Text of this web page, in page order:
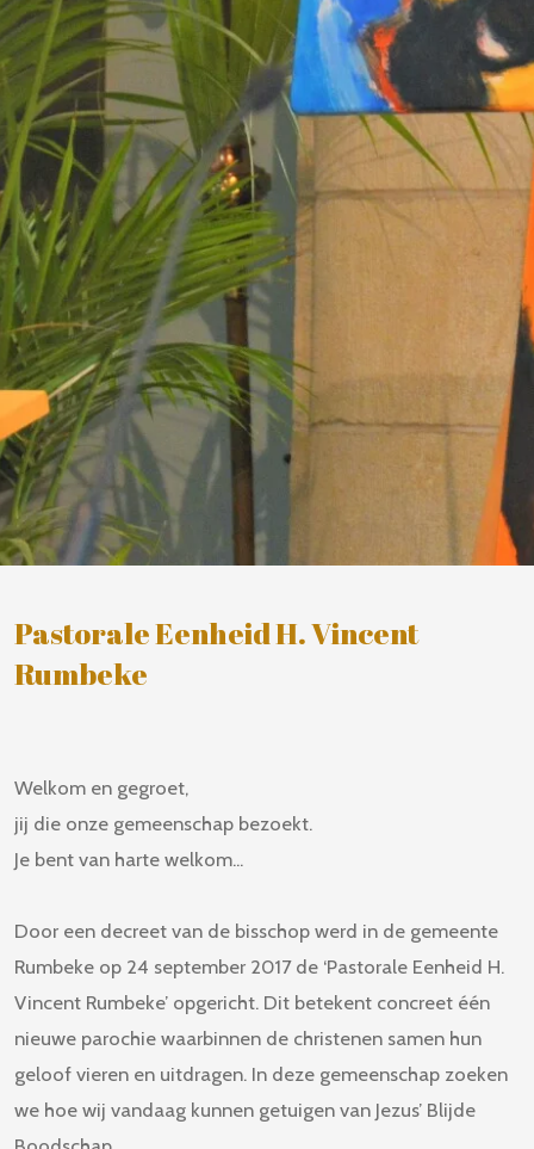
Pastorale Eenheid H. Vincent
Rumbeke
Welkom en gegroet,
jij die onze gemeenschap bezoekt.
Je bent van harte welkom...
Door een decreet van de bisschop werd in de gemeente
Rumbeke op 24 september 2017 de ‘Pastorale Eenheid H.
Vincent Rumbeke’ opgericht. Dit betekent concreet één
nieuwe parochie waarbinnen de christenen samen hun
geloof vieren en uitdragen. In deze gemeenschap zoeken
we hoe wij vandaag kunnen getuigen van Jezus’ Blijde